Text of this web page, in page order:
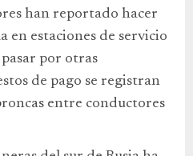
han reportado hacer
en estaciones de servicio
por otras
de pago se registran
entre conductores